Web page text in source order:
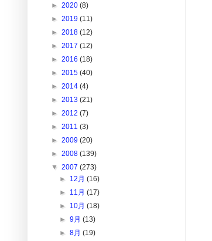
► 2020 (8)
► 2019 (11)
► 2018 (12)
► 2017 (12)
► 2016 (18)
► 2015 (40)
► 2014 (4)
► 2013 (21)
► 2012 (7)
► 2011 (3)
► 2009 (20)
► 2008 (139)
▼ 2007 (273)
► 12月(16)
► 11月(17)
► 10月(18)
►9月(13)
►8月(19)